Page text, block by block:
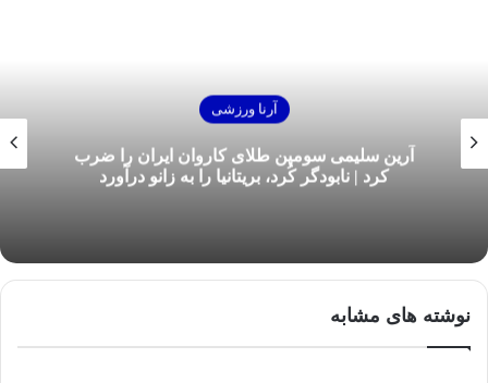
آرنا ورزشی
آرین سلیمی سومین طلای کاروان ایران را ضرب
کرد | نابودگر کُرد، بریتانیا را به زانو درآورد
نوشته های مشابه